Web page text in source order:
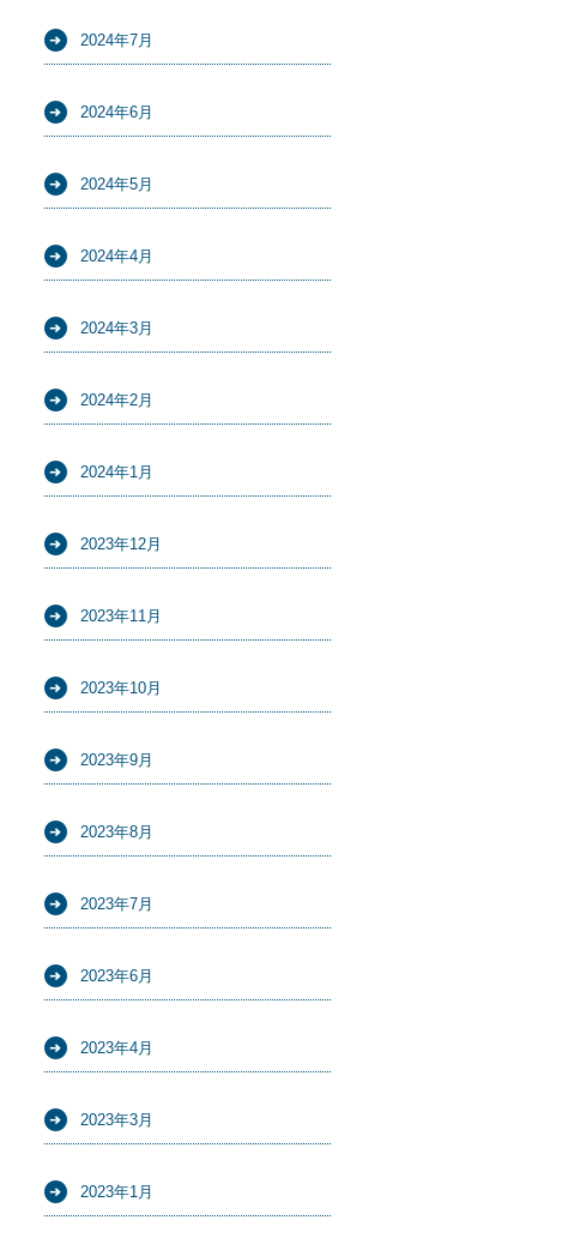
2024年7月
2024年6月
2024年5月
2024年4月
2024年3月
2024年2月
2024年1月
2023年12月
2023年11月
2023年10月
2023年9月
2023年8月
2023年7月
2023年6月
2023年4月
2023年3月
2023年1月